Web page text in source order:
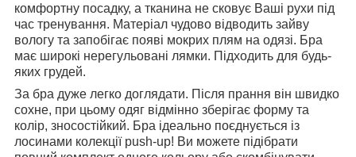
комфортну посадку, а тканина не сковує Ваші рухи під
час тренування. Матеріал чудово відводить зайву
вологу та запобігає появі мокрих плям на одязі. Бра
має широкі нерегульовані лямки. Підходить для будь-
яких грудей.
За бра дуже легко доглядати. Після прання він швидко
сохне, при цьому одяг відмінно зберігає форму та
колір, зносостійкий. Бра ідеально поєднується із
лосинами колекції push-up! Ви можете підібрати